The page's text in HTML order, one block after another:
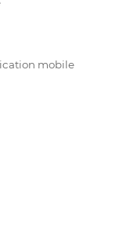
mobile